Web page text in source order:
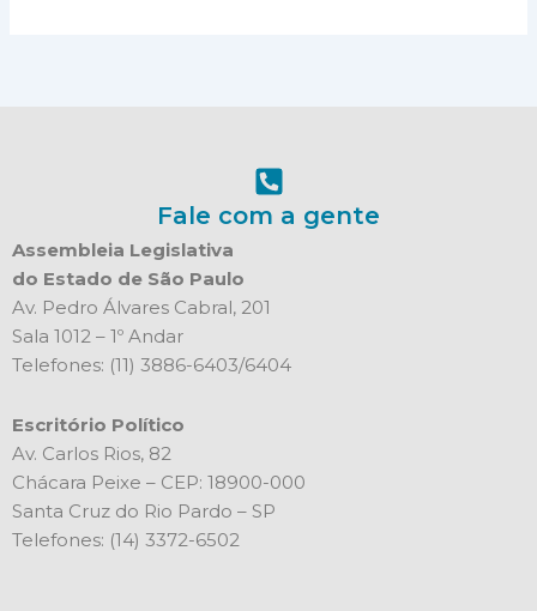
Fale com a gente
Assembleia Legislativa
do Estado de São Paulo
Av. Pedro Álvares Cabral, 201
Sala 1012 – 1º Andar
Telefones: (11) 3886-6403/6404
Escritório Político
Av. Carlos Rios, 82
Chácara Peixe – CEP: 18900-000
Santa Cruz do Rio Pardo – SP
Telefones: (14) 3372-6502